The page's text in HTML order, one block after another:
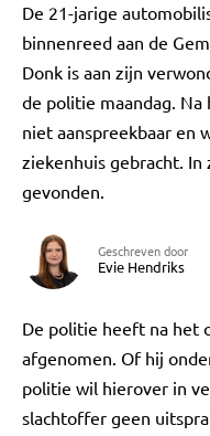
De 21-jarige
binnenreed aan de
Donk is aan zijn
de politie maandag.
niet aanspreekbaar en
ziekenhuis gebracht.
gevonden.
Geschreven door
Evie Hendriks
De politie heeft na het
afgenomen. Of hij
politie wil hierover in
slachtoffer geen